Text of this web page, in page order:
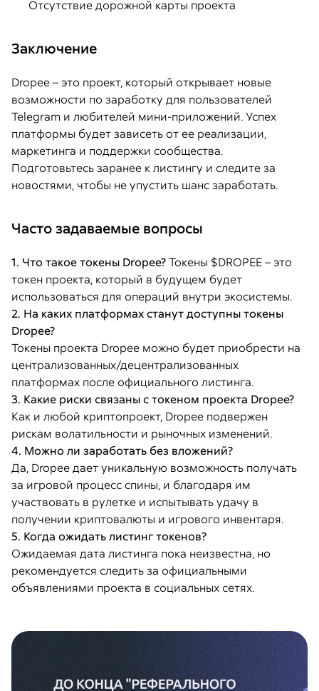
Отсутствие дорожной карты проекта
Заключение
Dropee – это проект, который открывает новые
возможности по заработку для пользователей
Telegram и любителей мини-приложений. Успех
платформы будет зависеть от ее реализации,
маркетинга и поддержки сообщества.
Подготовьтесь заранее к листингу и следите за
новостями, чтобы не упустить шанс заработать.
Часто задаваемые вопросы
1. Что такое токены Dropee?Токены $DROPEE – это
токен проекта, который в будущем будет
использоваться для операций внутри экосистемы.
2. На каких платформах станут доступны токены
Dropee?
Токены проекта Dropee можно будет приобрести на
централизованных/децентрализованных
платформах после официального листинга.
3. Какие риски связаны с токеном проекта Dropee?
Как и любой криптопроект, Dropee подвержен
рискам волатильности и рыночных изменений.
4. Можно ли заработать без вложений?
Да, Dropee дает уникальную возможность получать
за игровой процесс спины, и благодаря им
участвовать в рулетке и испытывать удачу в
получении криптовалюты и игрового инвентаря.
5. Когда ожидать листинг токенов?
Ожидаемая дата листинга пока неизвестна, но
рекомендуется следить за официальными
объявлениями проекта в социальных сетях.